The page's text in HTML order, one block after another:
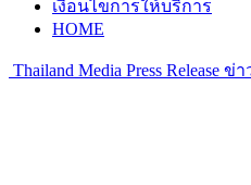
เงื่อนไขการให้บริการ
HOME
Thailand Media Press